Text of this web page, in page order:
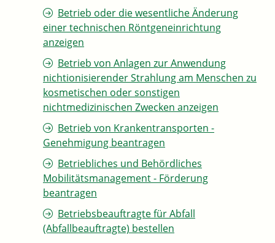
Betrieb oder die wesentliche Änderung
einer technischen Röntgeneinrichtung
anzeigen
Betrieb von Anlagen zur Anwendung
nichtionisierender Strahlung am Menschen zu
kosmetischen oder sonstigen
nichtmedizinischen Zwecken anzeigen
Betrieb von Krankentransporten -
Genehmigung beantragen
Betriebliches und Behördliches
Mobilitätsmanagement - Förderung
beantragen
Betriebsbeauftragte für Abfall
(Abfallbeauftragte) bestellen